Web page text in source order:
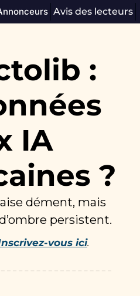
Avis des lecteurs
:
IA
?
dément, mais
persistent.
vous ici.